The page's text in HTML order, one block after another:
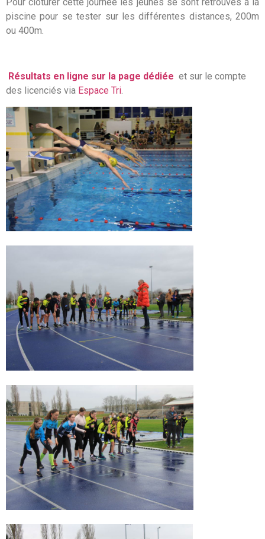
Pour clôturer cette journée les jeunes se sont retrouvés à la
piscine pour se tester sur les différentes distances, 200m
ou 400m.
Résultats en ligne sur la page dédiée et sur le compte
des licenciés via Espace Tri.